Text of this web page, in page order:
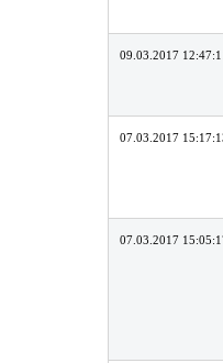
09.03.2017
07.03.2017
07.03.2017